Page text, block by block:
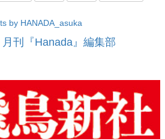
by HANADA_asuka
刊『Hanada』編集部